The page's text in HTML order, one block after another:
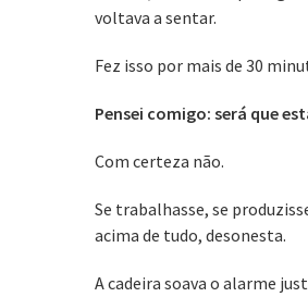
voltava a sentar.
Fez isso por mais de 30
Pensei comigo: será que
Com certeza não.
Se trabalhasse, se
acima de tudo, desonesta.
A cadeira soava o alarme